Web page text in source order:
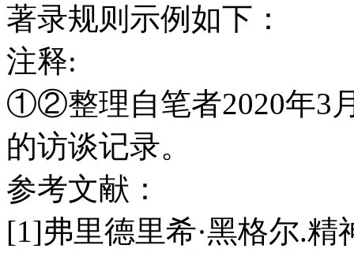
著录规则示例如下：
注释:
①②整理自笔者2020年3
的访谈记录。
参考文献：
[1]弗里德里希·黑格尔.